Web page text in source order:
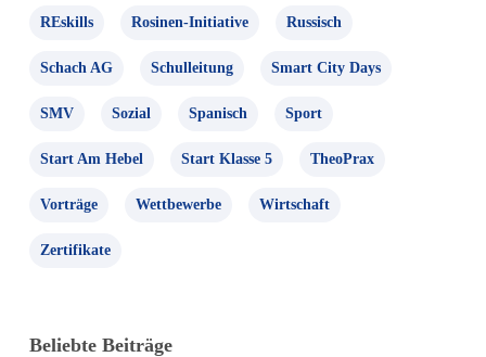
REskills Rosinen-Initiative Russisch
Schach AG Schulleitung Smart City Days
SMV Sozial Spanisch Sport
Start Am Hebel Start Klasse 5 TheoPrax
Vorträge Wettbewerbe Wirtschaft
Zertifikate
Beliebte Beiträge